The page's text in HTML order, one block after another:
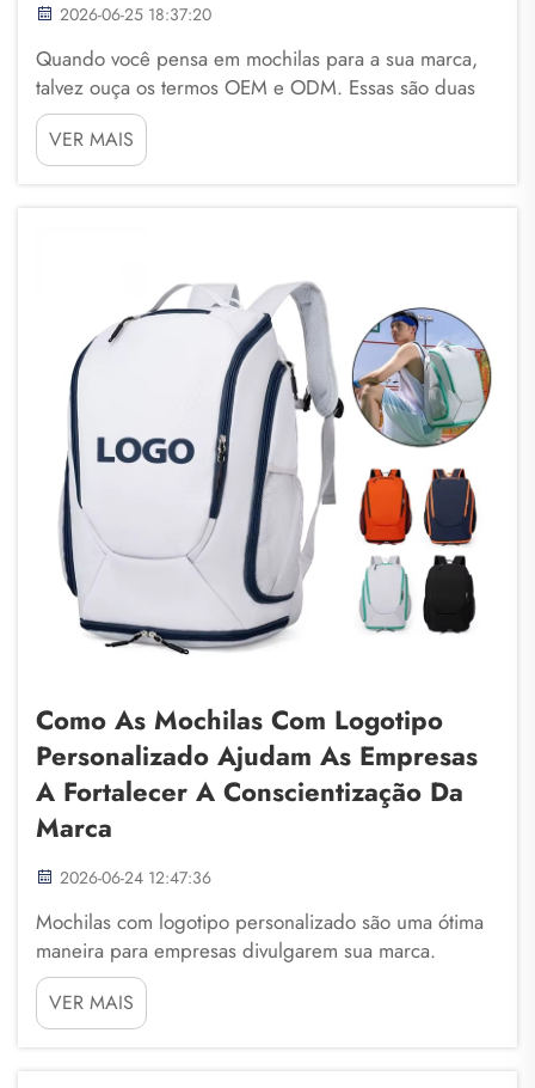
2026-06-25 18:37:20
Quando você pensa em mochilas para a sua marca,
talvez ouça os termos OEM e ODM. Essas são duas
maneiras de produzir mochilas com o seu logotipo.
OEM significa Fabricante de Equipamentos Originais.
Isso significa que você fornece um design a uma
VER MAIS
Como As Mochilas Com Logotipo
Personalizado Ajudam As Empresas
A Fortalecer A Conscientização Da
Marca
2026-06-24 12:47:36
Mochilas com logotipo personalizado são uma ótima
maneira para empresas divulgarem sua marca.
Quando as pessoas veem uma mochila com um
logotipo, isso as lembra da marca. Isso é importante
porque uma mochila de viagem ajuda os clientes a
VER MAIS